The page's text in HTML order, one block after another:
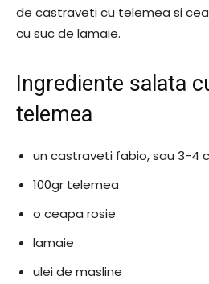
de castraveti cu telemea si
cu suc de lamaie.
Ingrediente salata
telemea
un castraveti fabio, sau 3-4
100gr telemea
o ceapa rosie
lamaie
ulei de masline